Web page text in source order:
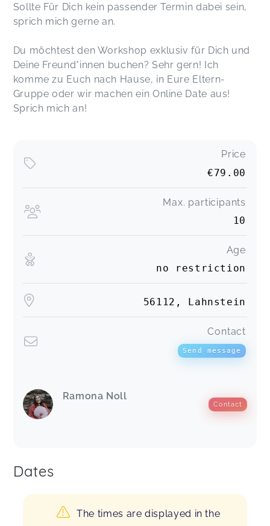
Sollte Für Dich kein passender Termin dabei sein,
sprich mich gerne an.
Du möchtest den Workshop exklusiv für Dich und
Deine Freund*innen buchen? Sehr gern! Ich
komme zu Euch nach Hause, in Eure Eltern-
Gruppe oder wir machen ein Online Date aus!
Sprich mich an!
Price
€79.00
Max. participants
10
Age
no restriction
56112, Lahnstein
Contact
Send message
Ramona Noll
Contact
Dates
The times are displayed in the